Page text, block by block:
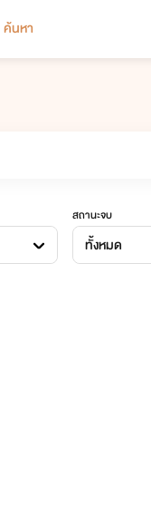
ค้นหา
สถานะจบ
ทั้งหมด